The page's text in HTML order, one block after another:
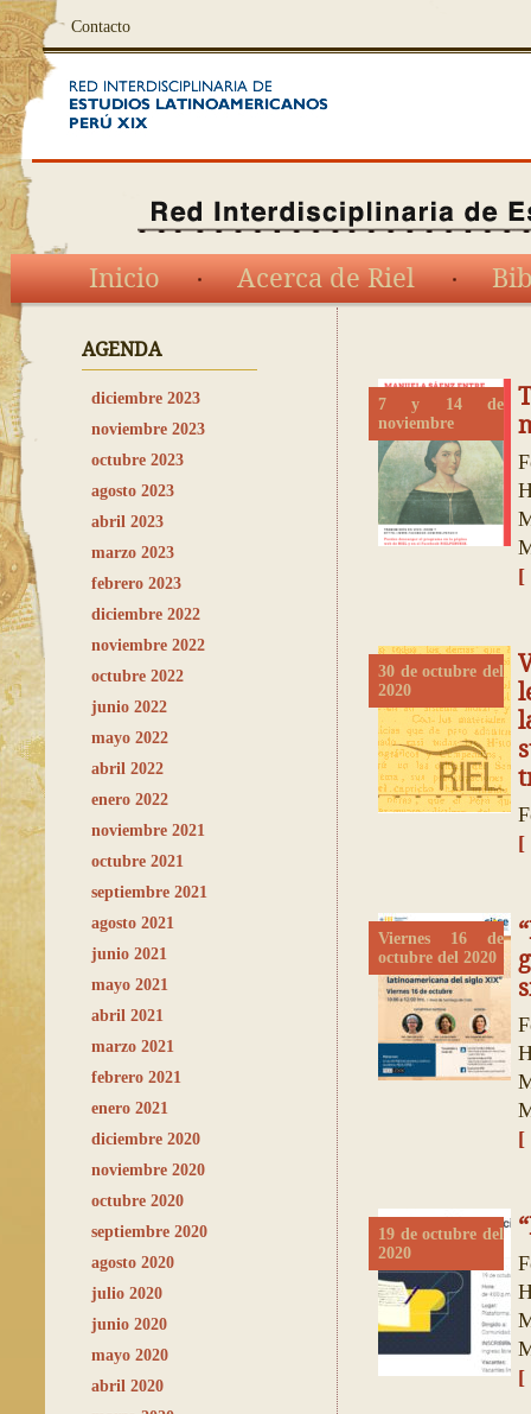
Contacto
Inicio Acerca de Riel
AGENDA
diciembre 2023
noviembre 2023
octubre 2023
agosto 2023
abril 2023
marzo 2023
febrero 2023
diciembre 2022
noviembre 2022
octubre 2022
junio 2022
mayo 2022
abril 2022
enero 2022
noviembre 2021
octubre 2021
septiembre 2021
agosto 2021
junio 2021
mayo 2021
abril 2021
marzo 2021
febrero 2021
enero 2021
diciembre 2020
noviembre 2020
octubre 2020
septiembre 2020
agosto 2020
julio 2020
junio 2020
mayo 2020
abril 2020
7 y 14 de
noviembre
[
30 de octubre del
2020
[
Viernes 16 de
octubre del 2020
[
19 de octubre del
2020
[